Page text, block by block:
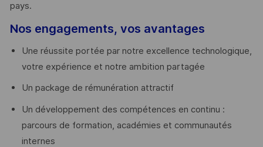
pays. ​
Nos engagements, vos avantages
Une réussite portée par notre excellence technologique,
votre expérience et notre ambition partagée
Un package de rémunération attractif
Un développement des compétences en continu :
parcours de formation, académies et communautés
internes